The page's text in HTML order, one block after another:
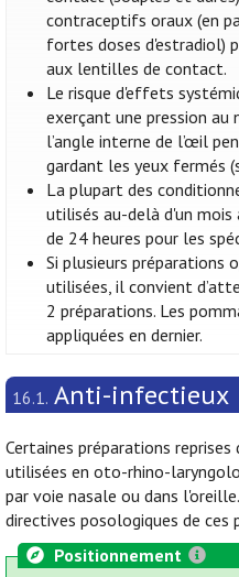
contraceptifs oraux (en
fortes doses d'estradiol)
aux lentilles de contact.
Le risque d'effets
exerçant une pression au
l’angle interne de l’œil
gardant les yeux fermés
La plupart des
utilisés au-delà d'un
de 24 heures pour les
Si plusieurs préparations
utilisées, il convient
2 préparations. Les
appliquées en dernier.
16.1. Anti-infectieux
Certaines préparations
utilisées en oto-rhino-
par voie nasale ou dans
directives posologiques de ces
Positionnement